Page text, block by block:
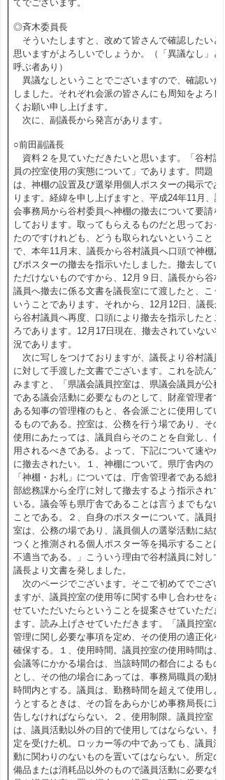
てでございます。
◎斉木委員長
そういたしますと、改めて皆さんで確認したいと
思いますがよろしいでしょうか。（「異議なし」と
呼ぶ者あり）
異議なしということでございますので、確認いた
しました。それぞれ会派の皆さんにも周知をよろし
くお願い申し上げます。
次に、副議長から発言があります。
○前田副議長
資料２を見ていただきたいと思います。「谷村議
員の控室使用の実態について」であります。問題
は、神棚の設置及び選挙用個人ポスターの掲示であ
ります。経緯を申し上げますと、平成24年11月、議
会事務局から谷村委員へ神棚の撤去について要請を
しております。取ってもらえるものだと思っておっ
たのですけれども、どうも取られないということ
で、本年11月末、議長から谷村議員へ口頭で神棚及
びポスターの撤去を指示いたしました。撤去してい
ただけないものですから、12月９日、議長から谷村
議員へ撤去に係る文書を議長室にて渡したと、こう
いうことであります。それから、12月12日、議長か
ら谷村議員へ再度、口頭により撤去を指示したとこ
ろであります。12月17日現在、撤去されていない状
況であります。
次に写しをつけておりますが、議長より谷村議員
に対して手渡した文書でございます。これを読んで
みますと、「県議会議員控室は、県議会議員が公務
である議会活動に必要なものとして、財産管理者で
ある知事の管理権のもと、各会派ごとに使用してい
るものである。控室は、公務を行う場であり、その
使用にあたっては、議員自らそのことを自覚し、使
用されるべきである。よって、下記について速やか
に撤去されたい。１、神棚について。県庁舎内の
「神棚・お札」については、庁舎管理者である総務
部総務課から全庁に対して撤去するよう指示されて
いる。議会等も県庁舎であることは言うまでもない
ことである。２、自身のポスターについて。議員控
室は、公務の場であり、議員個人の選挙活動に結び
つくと推測される個人ポスター等を掲示することは
不適当である。」こういう理由で谷村議員に対して
議長より文書を発しました。
次のページでございます。そこで初めてでござい
ますが、議員控室の使用等に関する申し合わせをさ
せていただいたらということを提案させていただき
ます。読み上げさせていただきます。「議員控室の
管理に関し必要な事項を定め、その使用の適正化を
確保する。１、使用時間。議員控室の使用時間は、
会議等にかかる場合は、当該時間の都合によるもの
とし、その他の場合にあっては、事務局職員の勤務
時間内とする。議員は、勤務時間を超えて使用しよ
うとするときは、その旨をあらかじめ事務局長に通
告しなければならない。２、使用制限。議員控室
は、議員活動以外の目的で使用してはならない。指
定を受けた机。ロッカー等の中であっても、議員活
動に関わりのないものを置いてはならない。所定の
備品または消耗品以外のもので議員活動に必要な物